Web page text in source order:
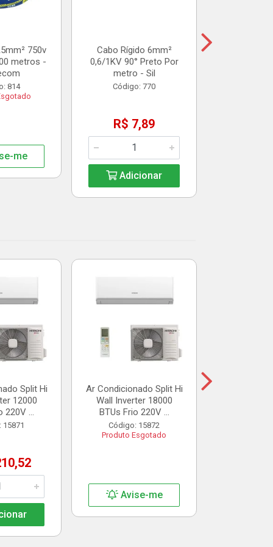
750v
metros -
814
me
Cabo Rígido 6mm²
0,6/1KV 90° Preto Por
metro - Sil
Código: 770
R$ 7,89
Adicionar
Split Hi
12000
220V ...
15871
Ar Condicionado Split Hi
Wall Inverter 18000
BTUs Frio 220V ...
Código: 15872
Produto Esgotado
Avise-me